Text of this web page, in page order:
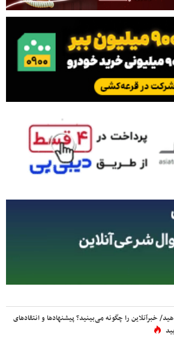
خبرآنلاین را چگونه می‌بینید؟ پیشنهادها و انتقادهای